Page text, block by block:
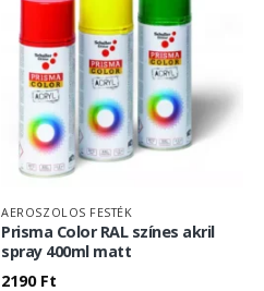
AEROSZOLOS FESTÉK
Prisma Color RAL színes akril
spray 400ml matt
2190 Ft